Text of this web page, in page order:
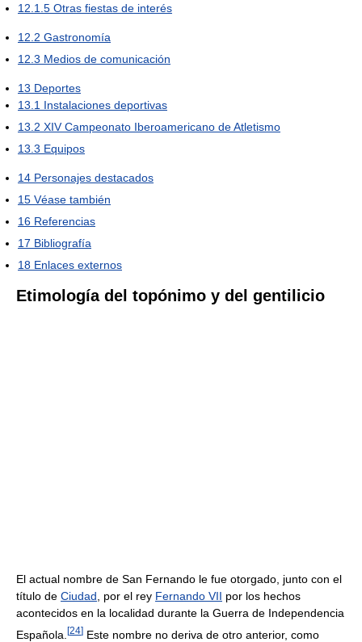
12.1.5 Otras fiestas de interés
12.2 Gastronomía
12.3 Medios de comunicación
13 Deportes
13.1 Instalaciones deportivas
13.2 XIV Campeonato Iberoamericano de Atletismo
13.3 Equipos
14 Personajes destacados
15 Véase también
16 Referencias
17 Bibliografía
18 Enlaces externos
Etimología del topónimo y del gentilicio
El actual nombre de San Fernando le fue otorgado, junto con el
título de Ciudad , por el rey Fernando VII por los hechos
acontecidos en la localidad durante la Guerra de Independencia
Española. [24] Este nombre no deriva de otro anterior, como